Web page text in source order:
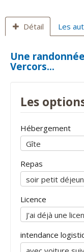
Détail Les
Une
Vercors...
Les
Hébergement
Repas
Licence
intendance